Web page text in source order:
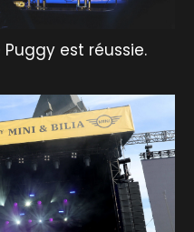
est réussie.